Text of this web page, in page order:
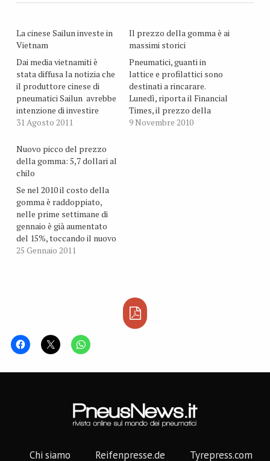
La cinese Sailun investe in
Vietnam
Dai media vietnamiti è
stata diffusa la notizia che
il produttore cinese di
pneumatici Sailun avrebbe
intenzione di investire
circa 100 milioni di dollari
una fabbrica di pneumatici
e di altri prodotti in
gomma. Uno dei principali
vietnamita sarebbe il
miglior accesso alla…
31 Agosto 2011
Il prezzo della gomma è ai
massimi storici
Pneumatici, guanti in
lattice e profilattici sono
destinati a rincarare.
Lunedì, riporta il Financial
Times, il prezzo della
gomma naturale ha
9 Novembre 2010
Nuovo picco del prezzo
della gomma: 5,7 dollari al
chilo
Se nel 2010 il costo della
gomma è raddoppiato,
nelle prime settimane di
gennaio è già aumentato
del 15%, toccando il nuovo
massimo storico di 5,7
determinante e…
25 Gennaio 2011
Chi siamo Reifenpresse.de Tyrepress.com